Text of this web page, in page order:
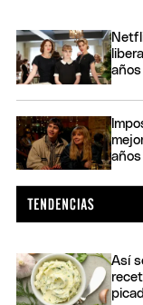
años
Así